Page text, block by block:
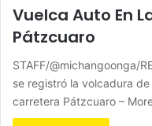
Vuelca Auto En
Pátzcuaro
STAFF/@michangoonga/
se registró la volcadura
carretera Pátzcuaro –